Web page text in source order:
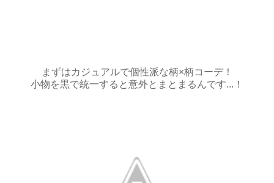
まずはカジュアルで個性派な柄×柄コーデ！
小物を黒で統一すると意外とまとまるんです...！